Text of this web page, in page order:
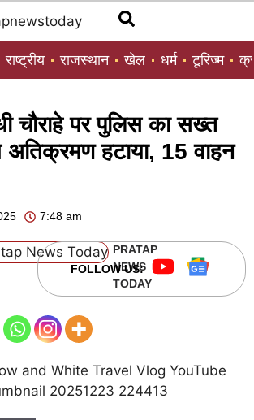
राष्ट्रीय राजस्थान खेल धर्म टूरिज्म
चौराहे पर पुलिस का सख्त
हटाया, 15 वाहन
7:48 am
PRATAP
NEWS
TODAY
FOLLOW US: